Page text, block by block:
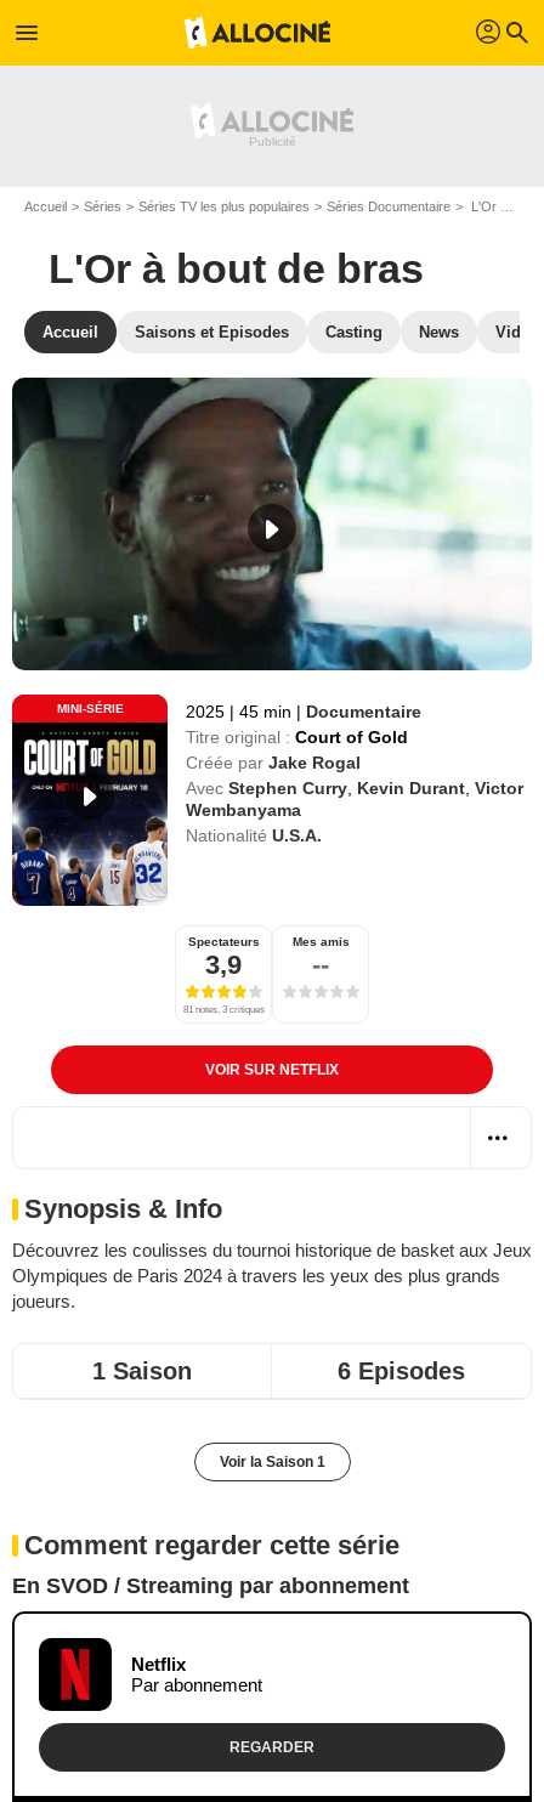
menu profil search
Accueil Séries Séries TV les plus populaires Séries Documentaire L'Or à bout de bras
L'Or à bout de bras
Accueil Saisons et Episodes Casting News
MINI-SÉRIE 2025 | 45 min | Documentaire
Titre original : Court of Gold
Créée par Jake Rogal
Avec Stephen Curry Kevin Durant ,Victor
Wembanyama
Nationalité U.S.A.
Spectateurs
3,9
81 notes, 3 critiques
Mes amis
--
VOIR SUR NETFLIX
Synopsis & Info
Découvrez les coulisses du tournoi historique de basket aux Jeux
Olympiques de Paris 2024 à travers les yeux des plus grands
joueurs.
1 Saison 6 Episodes
Voir la Saison 1
Comment regarder cette série
En SVOD / Streaming par abonnement
Netflix
Par abonnement
REGARDER